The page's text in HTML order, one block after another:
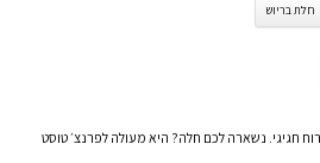
חלת בריוש
חגיגי. נשארה לכם חלה? היא מעולה לפרנצ׳ טוסט